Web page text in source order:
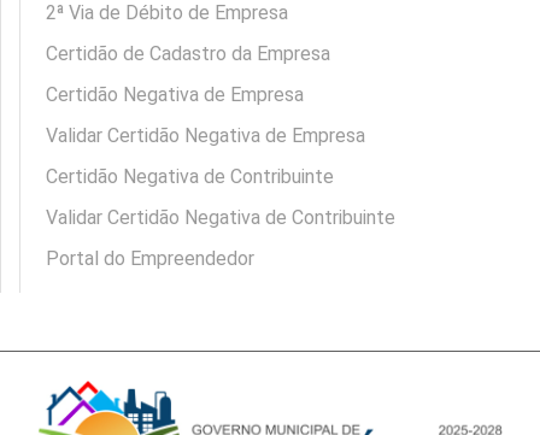
2ª Via de Débito de Empresa
Certidão de Cadastro da Empresa
Certidão Negativa de Empresa
Validar Certidão Negativa de Empresa
Certidão Negativa de Contribuinte
Validar Certidão Negativa de Contribuinte
Portal do Empreendedor